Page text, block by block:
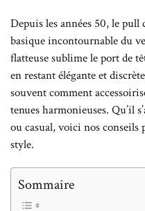
Depuis les années 50, le pull
basique incontournable du
flatteuse sublime le port de
en restant élégante et
souvent comment
tenues harmonieuses. Qu’il
ou casual, voici nos
style.
Sommaire